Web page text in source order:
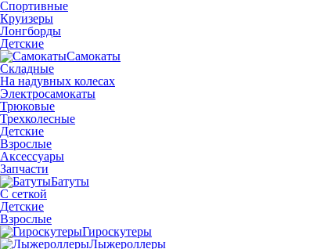
Спортивные
Круизеры
Лонгборды
Детские
Самокаты
Складные
На надувных колесах
Электросамокаты
Трюковые
Трехколесные
Детские
Взрослые
Аксессуары
Запчасти
Батуты
С сеткой
Детские
Взрослые
Гироскутеры
Лыжероллеры